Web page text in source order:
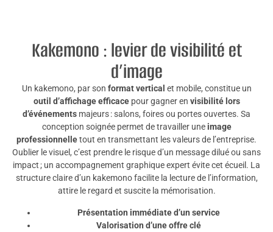
Kakemono : levier de visibilité et
d’image
Un kakemono, par son format vertical et mobile, constitue un
outil d’affichage efficacepour gagner en visibilité lors
d’événements majeurs : salons, foires ou portes ouvertes. Sa
conception soignée permet de travailler une image
professionnelletout en transmettant les valeurs de l’entreprise.
Oublier le visuel, c’est prendre le risque d’un message dilué ou sans
impact ; un accompagnement graphique expert évite cet écueil. La
structure claire d’un kakemono facilite la lecture de l’information,
attire le regard et suscite la mémorisation.
Présentation immédiate d’un service
Valorisation d’une offre clé